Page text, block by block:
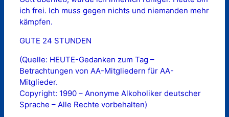
ich frei. Ich muss gegen nichts und niemanden mehr
kämpfen.
GUTE 24 STUNDEN
(Quelle: HEUTE-Gedanken zum Tag –
Betrachtungen von AA-Mitgliedern für AA-
Mitglieder.
Copyright: 1990 – Anonyme Alkoholiker deutscher
Sprache – Alle Rechte vorbehalten)